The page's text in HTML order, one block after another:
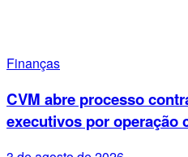
Finanças
CVM abre processo
executivos por operação